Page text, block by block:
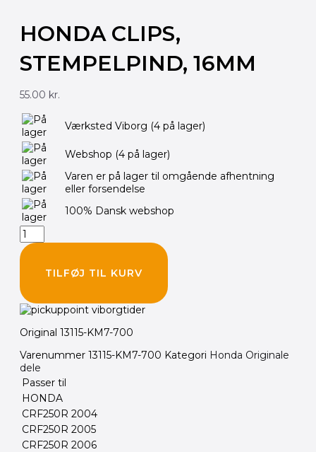
HONDA CLIPS,
STEMPELPIND, 16MM
55.00 kr.
Værksted Viborg (4 på lager)
Webshop (4 på lager)
Varen er på lager til omgående afhentning
eller forsendelse
100% Dansk webshop
HONDA
Clips,
stempelpind,
16mm
antal
TILFØJ TIL KURV
Original 13115-KM7-700
Varenummer 13115-KM7-700 Kategori Honda Originale
dele
Passer til
HONDA
CRF250R 2004
CRF250R 2005
CRF250R 2006